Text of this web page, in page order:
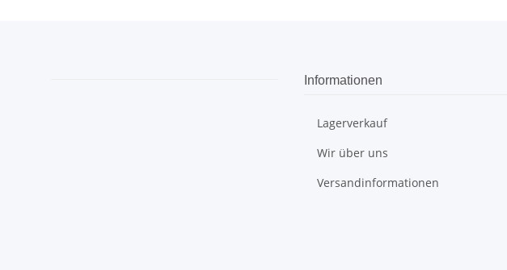
Informationen
Lagerverkauf
Wir über uns
Versandinformationen